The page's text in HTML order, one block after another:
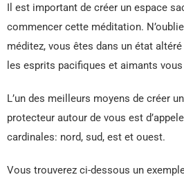
Il est important de créer un espace
commencer cette méditation.
méditez, vous êtes dans un état
les esprits pacifiques et aimants
L’un des meilleurs moyens de créer
protecteur autour de vous est
cardinales: nord, sud, est et ouest.
Vous trouverez ci-dessous un